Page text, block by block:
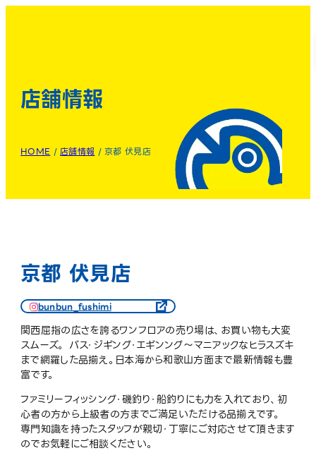
店舗情報
HOME /店舗情報 /京都 伏見店
京都 伏見店
bunbun_fushimi
関西屈指の広さを誇るワンフロアの売り場は、お買い物も大変
スムーズ。 バス・ジギング・エギンング～マニアックなヒラスズキ
まで網羅した品揃え。日本海から和歌山方面まで最新情報も豊
富です。
ファミリーフィッシング・磯釣り・船釣りにも力を入れており、初
心者の方から上級者の方までご満足いただける品揃えです。
専門知識を持ったスタッフが親切・丁寧にご対応させて頂きます
のでお気軽にご相談ください。